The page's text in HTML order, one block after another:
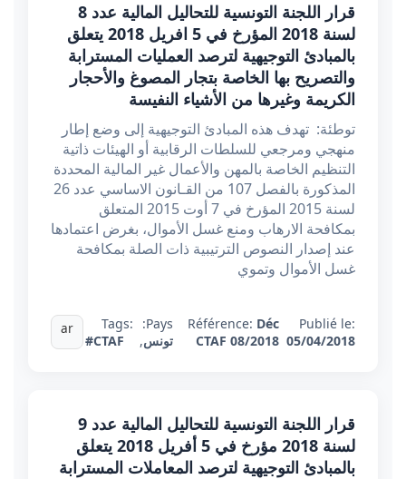
قرار اللجنة التونسية للتحاليل المالية عدد 8
لسنة 2018 المؤرخ في 5 افريل 2018 يتعلق
بالمبادئ التوجيهية لترصد العمليات المسترابة
والتصريح بها الخاصة بتجار المصوغ والأحجار
الكريمة وغيرها من الأشياء النفيسة
توطئة: تهدف هذه المبادئ التوجيهية إلى وضع إطار
منهجي ومرجعي للسلطات الرقابية أو الهيئات ذاتية
التنظيم الخاصة بالمهن والأعمال غير المالية المحددة
المذكورة بالفصل 107 من القـانون الاساسي عدد 26
لسنة 2015 المؤرخ في 7 أوت 2015 المتعلق
بمكافحة الارهاب ومنع غسل الأموال، بغرض اعتمادها
عند إصدار النصوص الترتيبية ذات الصلة بمكافحة
غسل الأموال وتموي
Publié le:
05/04/2018
Référence: Déc
CTAF 08/2018
Pays:
تونس,
Tags:
#CTAF
ar
قرار اللجنة التونسية للتحاليل المالية عدد 9
لسنة 2018 مؤرخ في 5 أفريل 2018 يتعلق
بالمبادئ التوجيهية لترصد المعاملات المسترابة